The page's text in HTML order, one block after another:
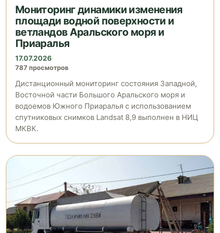
Мониторинг динамики изменения
площади водной поверхности и
ветландов Аральского моря и
Приаралья
17.07.2026
787 просмотров
Дистанционный мониторинг состояния Западной,
Восточной части Большого Аральского моря и
водоемов Южного Приаралья с использованием
спутниковых снимков Landsat 8,9 выполнен в НИЦ
МКВК.